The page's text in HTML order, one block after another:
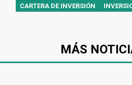
CARTERA DE INVERSIÓN
MÁS